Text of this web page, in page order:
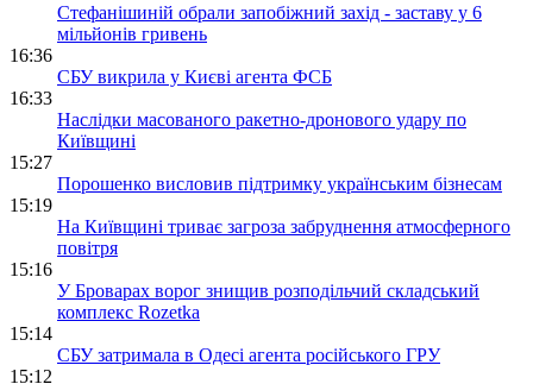
Стефанішиній обрали запобіжний захід - заставу у 6
мільйонів гривень
16:36
СБУ викрила у Києві агента ФСБ
16:33
Наслідки масованого ракетно-дронового удару по
Київщині
15:27
Порошенко висловив підтримку українським бізнесам
15:19
На Київщині триває загроза забруднення атмосферного
повітря
15:16
У Броварах ворог знищив розподільчий складський
комплекс Rozetka
15:14
СБУ затримала в Одесі агента російського ГРУ
15:12